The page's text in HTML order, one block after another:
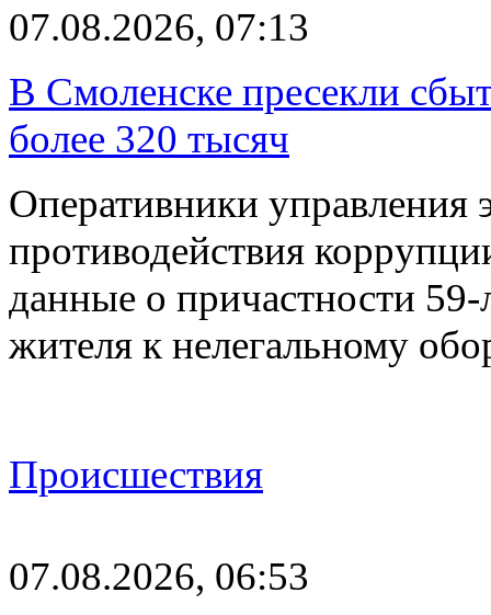
07.08.2026, 07:13
В Смоленске пресекли
более 320 тысяч
Оперативники управления
противодействия
данные о причастности 59-
жителя к нелегальному
Происшествия
07.08.2026, 06:53